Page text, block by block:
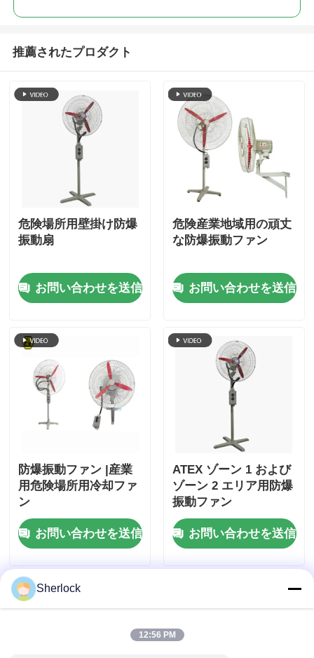
推薦されたプロダクト
危険場所用壁掛け防爆
振動扇
お問い合わせを送信
危険産業地域用の頑丈
な防爆振動ファン
お問い合わせを送信
防爆振動ファン |産業
用危険場所用冷却ファ
ン
お問い合わせを送信
ATEX ゾーン 1 および
ゾーン 2 エリア用防爆
振動ファン
お問い合わせを送信
Sherlock
12:56 PM